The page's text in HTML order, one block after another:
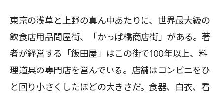
東京の浅草と上野の真ん中あたりに、世界最大級の
飲食店用品問屋街、「かっぱ橋商店街」がある。著
者が経営する「飯田屋」はこの街で100年以上、料
理道具の専門店を営んでいる。店舗はコンビニをひ
と回り小さくしたほどの大きさだ。食器、白衣、看